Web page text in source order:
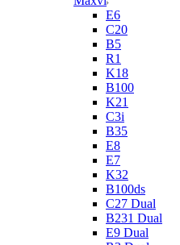
E6
C20
B5
R1
K18
B100
K21
C3i
B35
E8
E7
K32
B100ds
C27 Dual
B231 Dual
E9 Dual